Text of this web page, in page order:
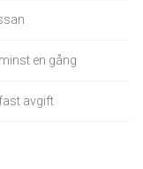
en gång
avgift